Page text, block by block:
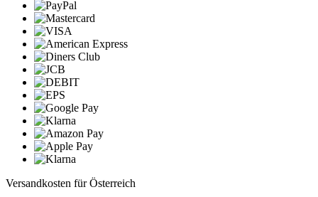
Versandkosten für Österreich